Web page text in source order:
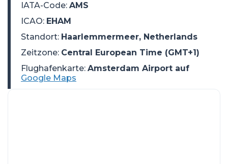
IATA-Code: AMS
ICAO: EHAM
Standort: Haarlemmermeer, Netherlands
Zeitzone: Central European Time (GMT+1)
Flughafenkarte: Amsterdam Airport auf
Google Maps